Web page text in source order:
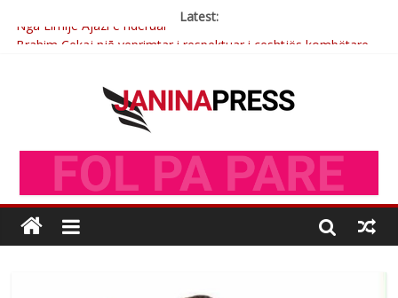
Latest:
Brahim Çekaj njē veprimtar i respektuar i çeshtjës kombëtare
Çlirimtari Agron Gërvalla me takime pune në atdhe të shoqerisë
Mimoza Gjoni artiste e mirëfilltë e këngës shqiptare